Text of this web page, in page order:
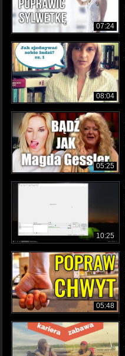
07:24
08:04
05:25
10:25
05:48